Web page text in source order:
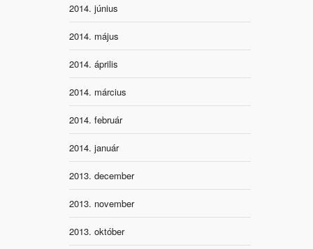
2014. június
2014. május
2014. április
2014. március
2014. február
2014. január
2013. december
2013. november
2013. október